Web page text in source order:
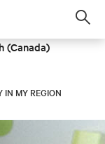
(Canada)
IN MY REGION